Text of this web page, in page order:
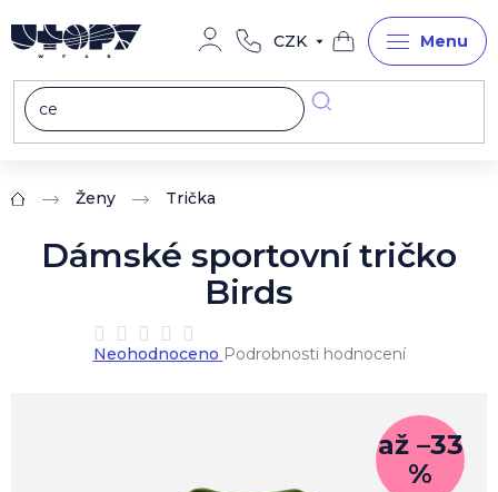
na
obsah
CZK
Nákupní
košík
Domů Ženy Trička
Dámské sportovní tričko
Birds
Průměrné
hodnocení
Neohodnoceno Podrobnosti hodnocení
až –33
%